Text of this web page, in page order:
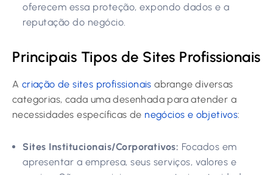
oferecem essa proteção, expondo dados e a
reputação do negócio.
Principais Tipos de Sites Profissionais
A criação de sites profissionais abrange diversas
categorias, cada uma desenhada para atender a
necessidades específicas de negócios e objetivos:
Sites Institucionais/Corporativos: Focados em
apresentar a empresa, seus serviços, valores e